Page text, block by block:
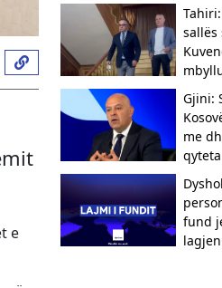
e
sallës
Gjini:
me
fund